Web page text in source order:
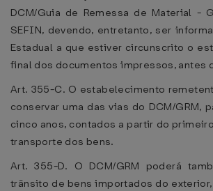
DCM/Guia de Remessa de Material -
SEFIN, devendo, entretanto, ser
Estadual a que estiver circunscrito o
final dos documentos impressos, antes
Art. 355-C. O estabelecimento
conservar uma das vias do DCM/
cinco anos, contados a partir do
transporte dos bens.
Art. 355-D. O DCM/GRM poderá
trânsito de bens importados do